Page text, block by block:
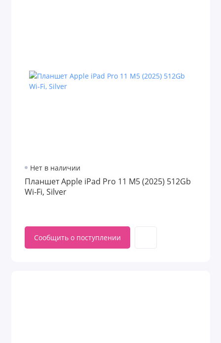
Нет в наличии
Планшет Apple iPad Pro 11 M5 (2025) 512Gb
Wi‑Fi, Silver
Сообщить о поступлении